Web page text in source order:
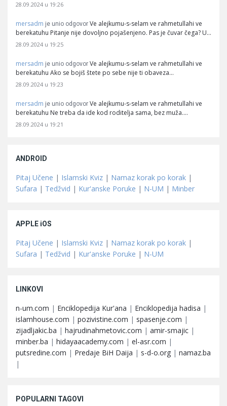
28.09.2024 u 19:26
mersadm je unio odgovor Ve alejkumu-s-selam ve rahmetullahi ve
berekatuhu Pitanje nije dovoljno pojašenjeno. Pas je čuvar čega? U…
28.09.2024 u 19:25
mersadm je unio odgovor Ve alejkumu-s-selam ve rahmetullahi ve
berekatuhu Ako se bojiš štete po sebe nije ti obaveza…
28.09.2024 u 19:23
mersadm je unio odgovor Ve alejkumu-s-selam ve rahmetullahi ve
berekatuhu Ne treba da ide kod roditelja sama, bez muža.…
28.09.2024 u 19:21
ANDROID
Pitaj Učene | Islamski Kviz | Namaz korak po korak |
Sufara | Tedžvid | Kur'anske Poruke | N-UM | Minber
APPLE iOS
Pitaj Učene | Islamski Kviz | Namaz korak po korak |
Sufara | Tedžvid | Kur'anske Poruke | N-UM
LINKOVI
n-um.com | Enciklopedija Kur'ana | Enciklopedija hadisa |
islamhouse.com | pozivistine.com | spasenje.com |
zijadljakic.ba | hajrudinahmetovic.com | amir-smajic |
minber.ba | hidayaacademy.com | el-asr.com |
putsredine.com | Predaje BiH Daija | s-d-o.org | namaz.ba
|
POPULARNI TAGOVI